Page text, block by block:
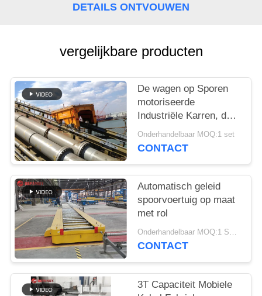
DETAILS ONTVOUWEN
vergelijkbare producten
De wagen op Sporen
motoriseerde
Industriële Karren, de
Lorrie van de
Spooroverdracht met
Onderhandelbaar MOQ:1 set
CONTACT
Automatisch geleid
spoorvoertuig op maat
met rol
Onderhandelbaar MOQ:1 Set/Sets
CONTACT
3T Capaciteit Mobiele